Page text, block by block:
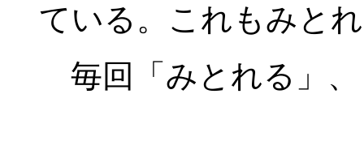
ている。これもみと
毎回「みとれる」